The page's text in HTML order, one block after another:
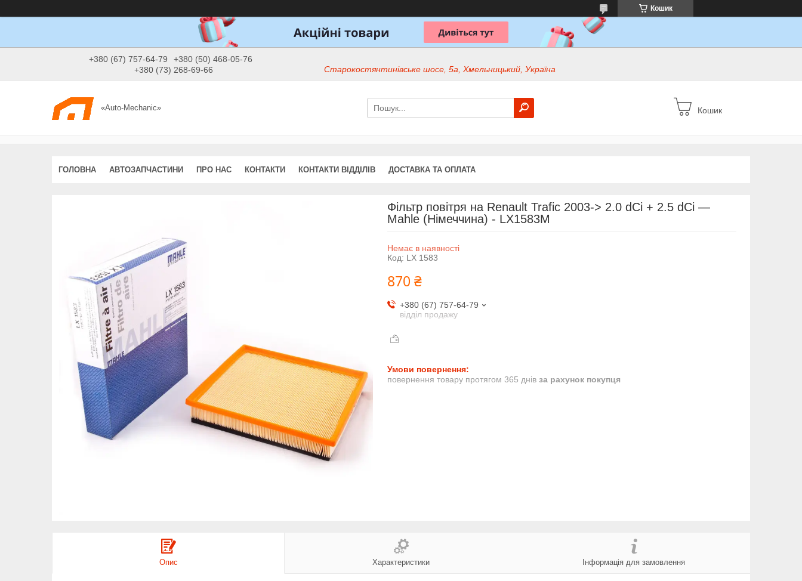
Кошик
+380 (67) 757-64-79
+380 (50) 468-05-76
+380 (73) 268-69-66
Старокостянтинівське шосе, 5а, Хмельницький, Україна
«Auto-Mechanic» Кошик
ГОЛОВНА АВТОЗАПЧАСТИНИ ПРО НАС КОНТАКТИ КОНТАКТИ ВІДДІЛІВ ДОСТАВКА ТА ОПЛАТА
Фільтр повітря на Renault Trafic 2003-> 2.0 dCi + 2.5 dCi —
Mahle (Німеччина) - LX1583M
Немає в наявності
Код: LX 1583
870 ₴
+380 (67) 757-64-79
відділ продажу
повернення товару протягом 365 днів за рахунок покупця
Опис Характеристики Інформація для замовлення